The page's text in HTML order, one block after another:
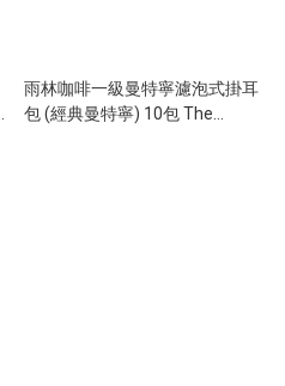
雨林咖啡一級曼特寧濾泡式掛耳
包 (經典曼特寧) 10包 The